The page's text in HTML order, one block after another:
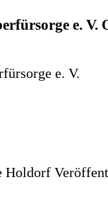
e. V.
Holdorf